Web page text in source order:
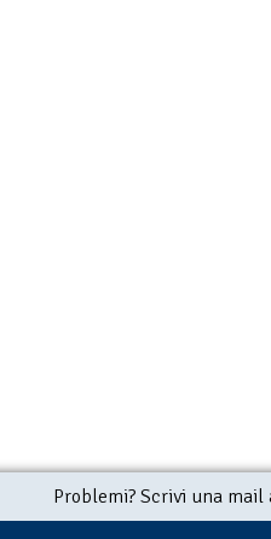
Problemi? Scrivi una